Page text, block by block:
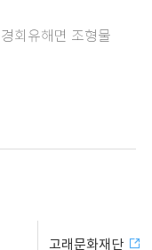
회유해면 조형물
고래문화재단